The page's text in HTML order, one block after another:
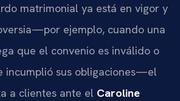
matrimonial ya está en vigor y
ejemplo, cuando una
que el convenio es inválido o
incumplió sus obligaciones—el
a clientes ante el Caroline